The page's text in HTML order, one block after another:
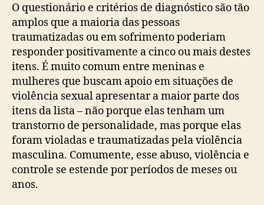
O questionário e critérios de diagnóstico são tão
amplos que a maioria das pessoas
traumatizadas ou em sofrimento poderiam
responder positivamente a cinco ou mais destes
itens. É muito comum entre meninas e
mulheres que buscam apoio em situações de
violência sexual apresentar a maior parte dos
itens da lista – não porque elas tenham um
transtorno de personalidade, mas porque elas
foram violadas e traumatizadas pela violência
masculina. Comumente, esse abuso, violência e
controle se estende por períodos de meses ou
anos.